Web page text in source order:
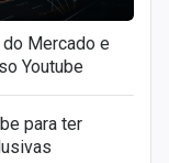
Mercado e
Youtube
para ter